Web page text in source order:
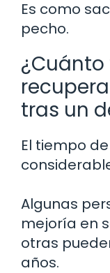
Es como
pecho.
tras un
El tiempo
Algunas
mejoría en
otras
años.